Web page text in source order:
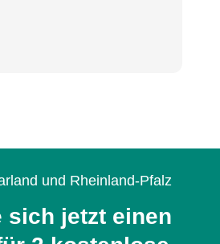
und Rheinland-Pfalz
sich jetzt einen